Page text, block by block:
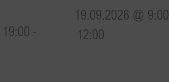
-
19.09.2026 @ 9:00
12:00